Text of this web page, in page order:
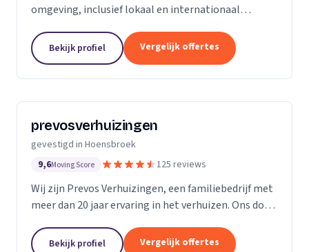
omgeving, inclusief lokaal en internationaal
Bekijk profiel Vergelijk offertes
prevosverhuizingen
gevestigd in Hoensbroek
9,6Moving Score 125 reviews
Wij zijn Prevos Verhuizingen, een familiebedrijf met
meer dan 20 jaar ervaring in het verhuizen. Ons doel
dag te maken zodat alle zorg in handen...
Bekijk profiel Vergelijk offertes